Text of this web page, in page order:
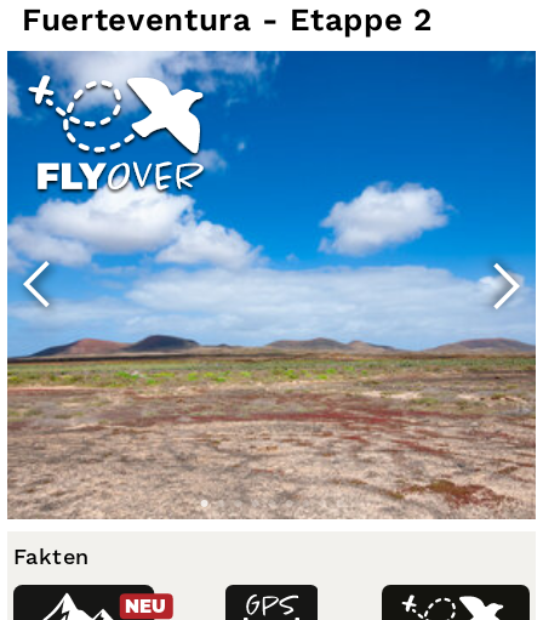
Fuerteventura - Etappe 2
Fakten
NEU